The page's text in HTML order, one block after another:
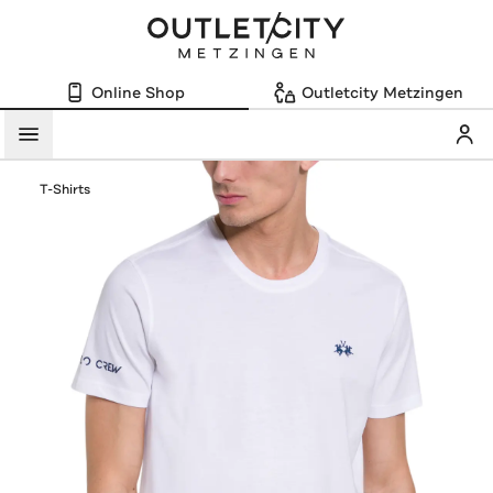
Online Shop Outletcity Metzingen
Menü
T-Shirts